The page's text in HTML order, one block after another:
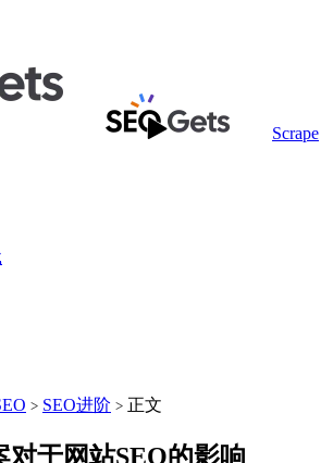
Scrape
> SEO进阶 > 正文
对于网站SEO的影响